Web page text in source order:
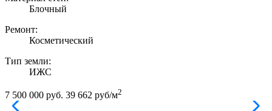
Блочный
Ремонт:
Косметический
Тип земли:
ИЖС
7 500 000 руб. 39 662 руб/м2